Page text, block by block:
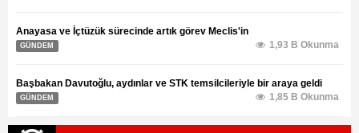
Anayasa ve İçtüzük sürecinde artık görev Meclis'in
GÜNDEM 1,93 B Okunma
Başbakan Davutoğlu, aydınlar ve STK temsilcileriyle bir araya geldi
GÜNDEM 1,85 B Okunma